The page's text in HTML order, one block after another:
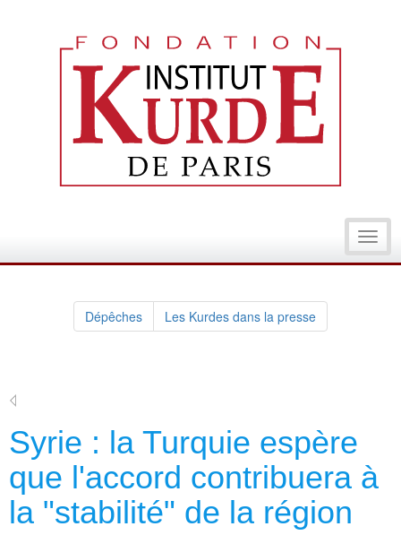
Dépêches Les Kurdes dans la presse
Syrie : la Turquie espère
que l'accord contribuera à
la "stabilité" de la région